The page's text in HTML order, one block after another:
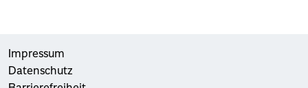
Impressum
Datenschutz